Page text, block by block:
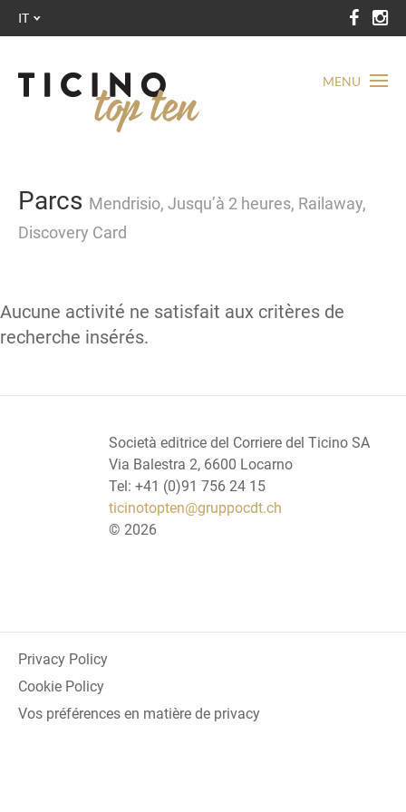
MENU
IT
Parcs Mendrisio, Jusqu’à 2 heures, Railaway,
Discovery Card
Aucune activité ne satisfait aux critères de
recherche insérés.
Società editrice del Corriere del Ticino SA
Via Balestra 2, 6600 Locarno
Tel: +41 (0)91 756 24 15
ticinotopten@gruppocdt.ch
© 2026
Privacy Policy
Cookie Policy
Vos préférences en matière de privacy